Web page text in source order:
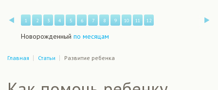
Назад
1 2 3 4 5 6 7 8 9 10 11 12
Новорожденный по месяцам
Главная Статьи Развитие ребенка